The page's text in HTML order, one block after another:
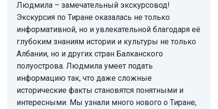
Людмила – замечательный экскурсовод!
Экскурсия по Тиране оказалась не только
информативной, но и увлекательной благодаря её
глубоким знаниям истории и культуры не только
Албании, но и других стран Балканского
полуострова. Людмила умеет подать
информацию так, что даже сложные
исторические факты становятся понятными и
интересными. Мы узнали много нового о Тиране,